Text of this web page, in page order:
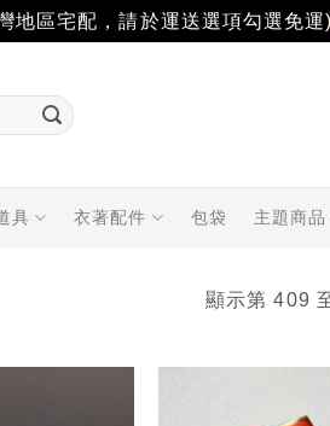
地區宅配，請於運送選項勾選免運)
具 衣著配件 包袋 主題商品
顯示第 409